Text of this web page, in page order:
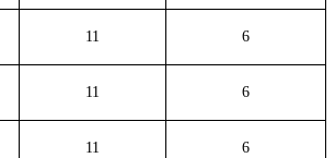
11 6
11 6
11 6